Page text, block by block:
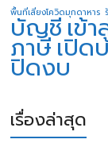
พื้นที่เสี่ยงโควิดมุกดาหาร
บัญชี เข้
ภาษีเปิด
ปิดงบ
เรื่องล่าสุด